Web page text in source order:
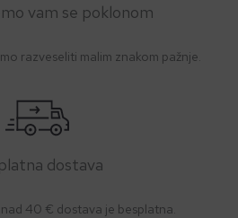
vam se poklonom
razveseliti malim znakom pažnje.
dostava
40 € dostava je besplatna.